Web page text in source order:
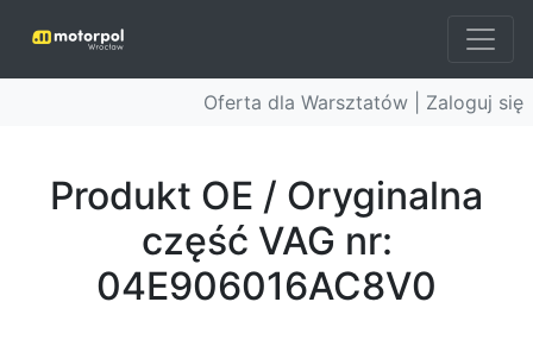
Oferta dla Warsztatów | Zaloguj się
Produkt OE / Oryginalna
część VAG nr:
04E906016AC8V0